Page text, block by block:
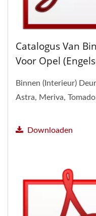
Catalogus Van
Voor Opel
Binnen (Interieur)
Astra, Meriva,
Downloaden